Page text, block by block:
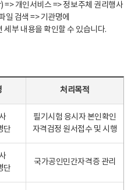
개인서비스 => 정보주체 권리행사
일 검색 => 기관명에
부 내용을 확인할 수 있습니다.
처리목적
단
필기시험 응시자 본인확인
자격검정 원서접수 및 시행
단
국가공인민간자격증 관리